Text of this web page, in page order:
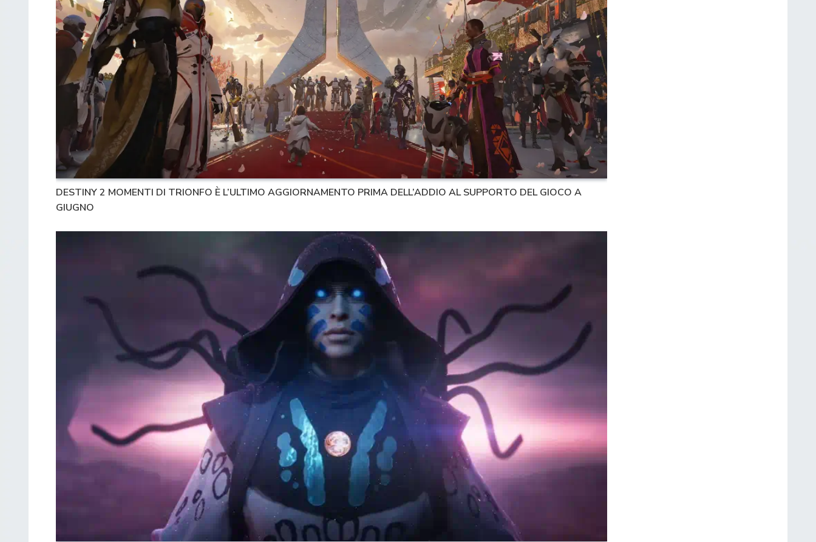
DESTINY 2 MOMENTI DI TRIONFO È L’ULTIMO AGGIORNAMENTO PRIMA DELL’ADDIO AL SUPPORTO DEL GIOCO A
GIUGNO